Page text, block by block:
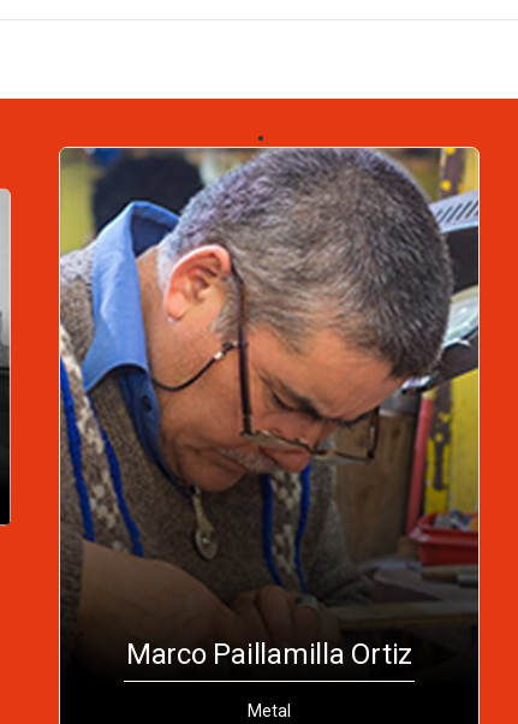
Marco Paillamilla Ortiz
Metal